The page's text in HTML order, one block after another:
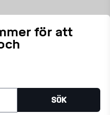
för att
SÖK